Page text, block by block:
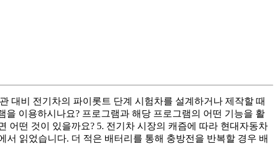
대비 전기차의 파이롯트 단계 시험차를 설계하거나 제작할 때
이용하시나요? 프로그램과 해당 프로그램의 어떤 기능을 활
어떤 것이 있을까요? 5. 전기차 시장의 캐즘에 따라 현대자동차
읽었습니다. 더 적은 배터리를 통해 충방전을 반복할 경우 배